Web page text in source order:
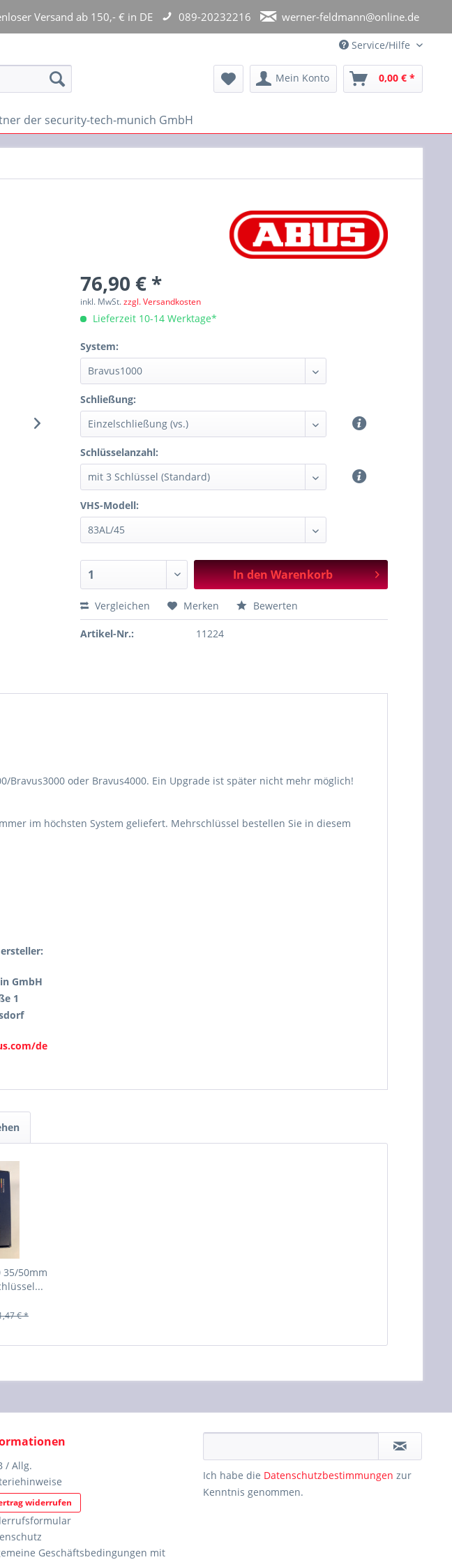
Versand ab 150,- € in DE 089-20232216 werner-feldmann@online.de
Service/Hilfe
Mein Konto 0,00 € *
der security-tech-munich GmbH
76,90 € *
inkl. MwSt.zzgl. Versandkosten
Lieferzeit 10-14 Werktage*
System:
Schließung:
Schlüsselanzahl:
VHS-Modell:
In denWarenkorb
Vergleichen Merken Bewerten
Artikel-Nr.: 11224
oder Bravus4000. Ein Upgrade ist später nicht mehr möglich!
im höchsten System geliefert. Mehrschlüssel bestellen Sie in diesem
GmbH
1
de
35/50mm
€ *
/ Allg.
widerrufen
Geschäftsbedingungen mit
Ich habe die Datenschutzbestimmungen zur
Kenntnis genommen.